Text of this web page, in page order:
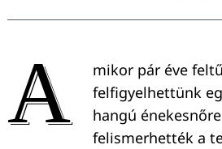
A
mikor pár éve
felfigyelhettünk
hangú
felismerhették a